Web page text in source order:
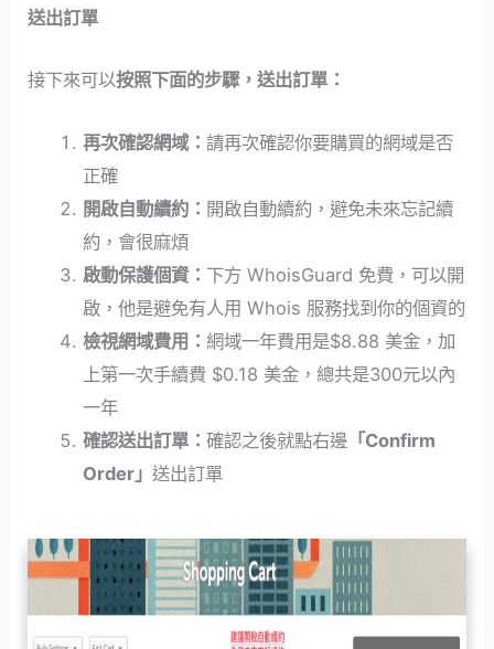
送出訂單
接下來可以按照下面的步驟，送出訂單：
再次確認網域： 請再次確認你要購買的網域是否
正確
開啟自動續約： 開啟自動續約，避免未來忘記續
約，會很麻煩
啟動保護個資： 下方 WhoisGuard 免費，可以開
啟，他是避免有人用 Whois 服務找到你的個資的
檢視網域費用： 網域一年費用是$8.88 美金，加
上第一次手續費 $0.18 美金，總共是300元以內
一年
確認送出訂單： 確認之後就點右邊「Confirm
Order」 送出訂單